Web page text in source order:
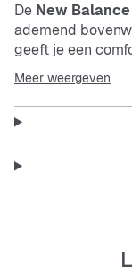
De New
ademend
geeft je een
slijtvast is.
en makkelijk te
Features:
Ademend
Meer weergeven